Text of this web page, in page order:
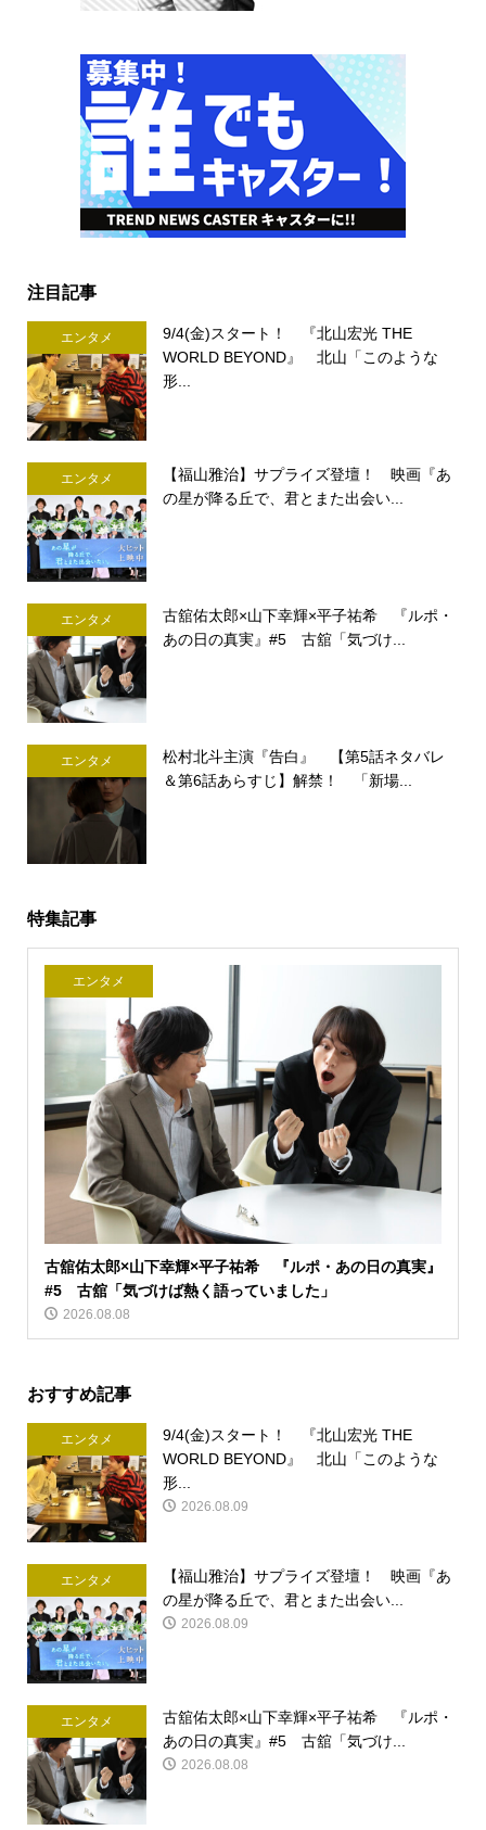
注目記事
エンタメ
9/4(金)スタート！ 『北山宏光 THE
WORLD BEYOND』 北山「このような
形...
エンタメ
【福山雅治】サプライズ登壇！ 映画『あ
の星が降る丘で、君とまた出会い...
エンタメ
古舘佑太郎×山下幸輝×平子祐希 『ルポ・
あの日の真実』#5 古舘「気づけ...
エンタメ
松村北斗主演『告白』 【第5話ネタバレ
＆第6話あらすじ】解禁！ 「新場...
特集記事
エンタメ
古舘佑太郎×山下幸輝×平子祐希 『ルポ・あの日の真実』
#5 古舘「気づけば熱く語っていました」
2026.08.08
おすすめ記事
エンタメ
9/4(金)スタート！ 『北山宏光 THE
WORLD BEYOND』 北山「このような
形...
2026.08.09
エンタメ
【福山雅治】サプライズ登壇！ 映画『あ
の星が降る丘で、君とまた出会い...
2026.08.09
エンタメ
古舘佑太郎×山下幸輝×平子祐希 『ルポ・
あの日の真実』#5 古舘「気づけ...
2026.08.08